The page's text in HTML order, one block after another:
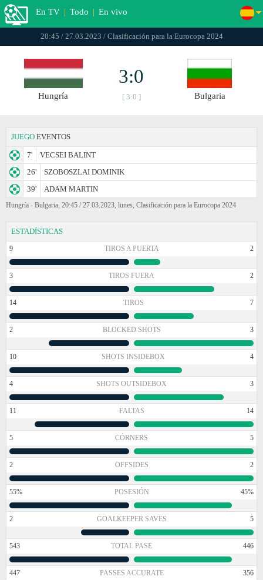
En TV | Todo | En vivo
20:45 / 27.03.2023 / Clasificación para la Eurocopa 2024
Hungría
3:0
[ 3:0 ] Bulgaria
JUEGO EVENTOS
7'
VECSEI BALINT
26'
SZOBOSZLAI DOMINIK
39'
ADAM MARTIN
Hungría - Bulgaria, 20:45 / 27.03.2023, lunes, Clasificación para la Eurocopa 2024
ESTADÍSTICAS
9 TIROS A PUERTA 2
3 TIROS FUERA 2
14 TIROS 7
2 BLOCKED SHOTS 3
10 SHOTS INSIDEBOX 4
4 SHOTS OUTSIDEBOX 3
11 FALTAS 14
5 CÓRNERS 5
2 OFFSIDES 2
55% POSESIÓN 45%
2 GOALKEEPER SAVES 5
543 TOTAL PASE 446
447 PASSES ACCURATE 356